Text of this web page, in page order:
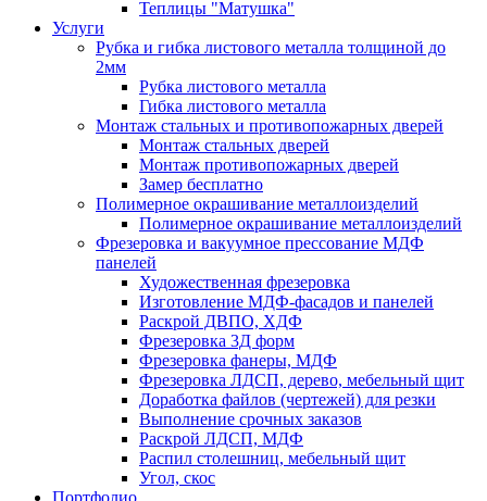
Теплицы "Матушка"
Услуги
Рубка и гибка листового металла толщиной до
2мм
Рубка листового металла
Гибка листового металла
Монтаж стальных и противопожарных дверей
Монтаж стальных дверей
Монтаж противопожарных дверей
Замер бесплатно
Полимерное окрашивание металлоизделий
Полимерное окрашивание металлоизделий
Фрезеровка и вакуумное прессование МДФ
панелей
Художественная фрезеровка
Изготовление МДФ-фасадов и панелей
Раскрой ДВПО, ХДФ
Фрезеровка 3Д форм
Фрезеровка фанеры, МДФ
Фрезеровка ЛДСП, дерево, мебельный щит
Доработка файлов (чертежей) для резки
Выполнение срочных заказов
Раскрой ЛДСП, МДФ
Распил столешниц, мебельный щит
Угол, скос
Портфолио